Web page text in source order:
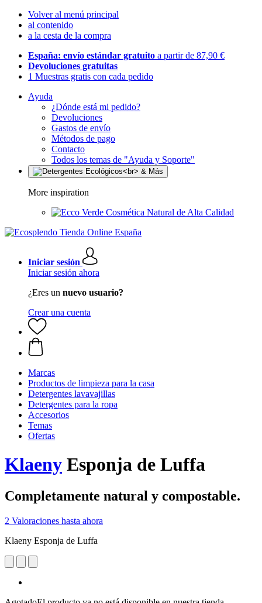
Volver al menú principal
al contenido
a la cesta de la compra
España: envío estándar gratuito a partir de 87,90 €
Devoluciones gratuitas
1 Muestras gratis con cada pedido
Ayuda
¿Dónde está mi pedido?
Devoluciones
Gastos de envío
Métodos de pago
Contacto
Todos los temas de "Ayuda y Soporte"
More inspiration
Cosmética Natural de Alta Calidad
Iniciar sesión
Iniciar sesión ahora
¿Eres un nuevo usuario?
Crear una cuenta
Marcas
Productos de limpieza para la casa
Detergentes lavavajillas
Detergentes para la ropa
Accesorios
Temas
Ofertas
Klaeny Esponja de Luffa
Completamente natural y compostable.
2 Valoraciones hasta ahora
Klaeny Esponja de Luffa